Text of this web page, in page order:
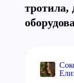
тротила,